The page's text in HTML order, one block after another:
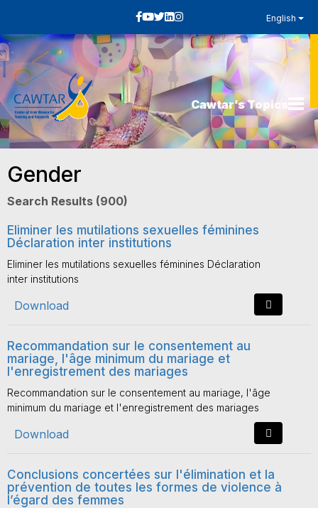
English
Cawtar’s Topics
Gender
Search Results (900)
Eliminer les mutilations sexuelles féminines
Déclaration inter institutions
Eliminer les mutilations sexuelles féminines Déclaration
inter institutions
Download
Recommandation sur le consentement au
mariage, l'âge minimum du mariage et
l'enregistrement des mariages
Recommandation sur le consentement au mariage, l'âge
minimum du mariage et l'enregistrement des mariages
Download
Conclusions concertées sur l'élimination et la
prévention de toutes les formes de violence à
l’égard des femmes